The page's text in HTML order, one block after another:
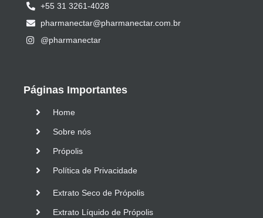
+55 31 3261-4028
pharmanectar@pharmanectar.com.br
@pharmanectar
Páginas Importantes
Home
Sobre nós
Própolis
Política de Privacidade
Extrato Seco de Própolis
Extrato Líquido de Própolis